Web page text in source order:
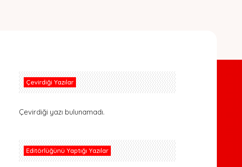
Çevirdiği Yazılar
Çevirdiği yazı bulunamadı.
Editörlüğünü Yaptığı Yazılar